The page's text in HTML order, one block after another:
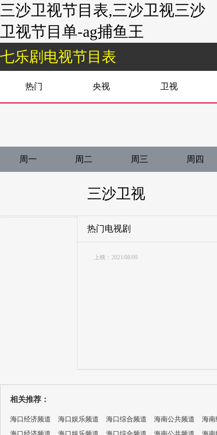
三沙卫视节目表,三沙卫视三沙
卫视节目单-ag捕鱼王
七乐剧电视节目表
热门 央视 卫视
周一 周二 周三 周四
三沙卫视
热门电视剧
上映：2021/08/09
相关推荐：
海口经济频道 海口娱乐频道 海口综合频道 海南公共频道
海南